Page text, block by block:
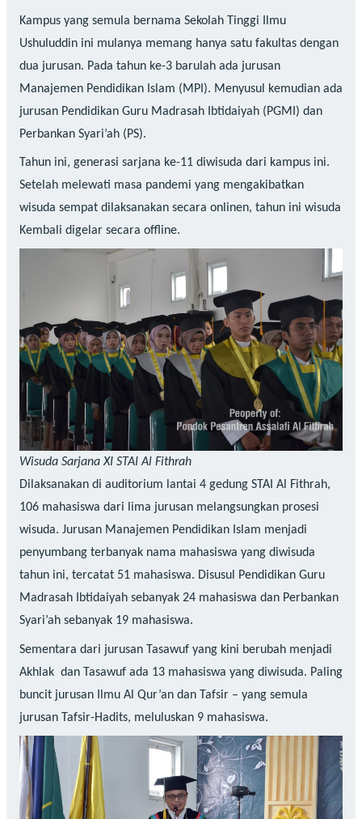
Kampus yang semula bernama Sekolah Tinggi Ilmu
Ushuluddin ini mulanya memang hanya satu fakultas dengan
dua jurusan. Pada tahun ke-3 barulah ada jurusan
Manajemen Pendidikan Islam (MPI). Menyusul kemudian ada
jurusan Pendidikan Guru Madrasah Ibtidaiyah (PGMI) dan
Perbankan Syari’ah (PS).
Tahun ini, generasi sarjana ke-11 diwisuda dari kampus ini.
Setelah melewati masa pandemi yang mengakibatkan
wisuda sempat dilaksanakan secara onlinen, tahun ini wisuda
Kembali digelar secara offline.
Wisuda Sarjana XI STAI Al Fithrah
Dilaksanakan di auditorium lantai 4 gedung STAI Al Fithrah,
106 mahasiswa dari lima jurusan melangsungkan prosesi
wisuda. Jurusan Manajemen Pendidikan Islam menjadi
penyumbang terbanyak nama mahasiswa yang diwisuda
tahun ini, tercatat 51 mahasiswa. Disusul Pendidikan Guru
Madrasah Ibtidaiyah sebanyak 24 mahasiswa dan Perbankan
Syari’ah sebanyak 19 mahasiswa.
Sementara dari jurusan Tasawuf yang kini berubah menjadi
Akhlak dan Tasawuf ada 13 mahasiswa yang diwisuda. Paling
buncit jurusan Ilmu Al Qur’an dan Tafsir – yang semula
jurusan Tafsir-Hadits, meluluskan 9 mahasiswa.